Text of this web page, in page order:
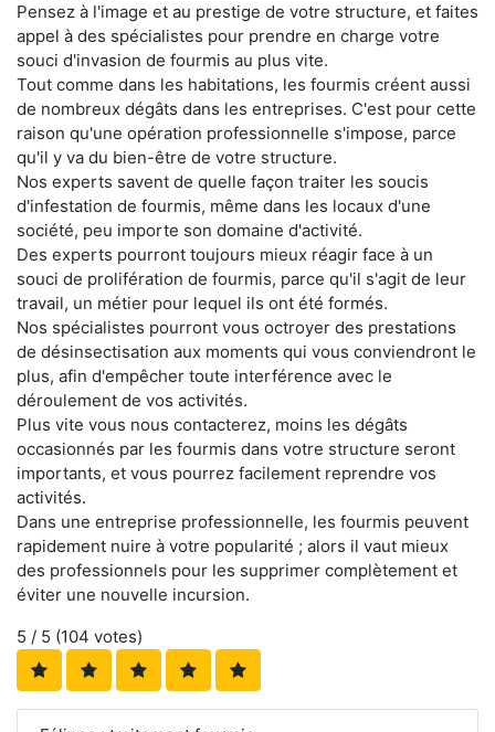
Pensez à l'image et au prestige de votre structure, et faites
appel à des spécialistes pour prendre en charge votre
souci d'invasion de fourmis au plus vite.
Tout comme dans les habitations, les fourmis créent aussi
de nombreux dégâts dans les entreprises. C'est pour cette
raison qu'une opération professionnelle s'impose, parce
qu'il y va du bien-être de votre structure.
Nos experts savent de quelle façon traiter les soucis
d'infestation de fourmis, même dans les locaux d'une
société, peu importe son domaine d'activité.
Des experts pourront toujours mieux réagir face à un
souci de prolifération de fourmis, parce qu'il s'agit de leur
travail, un métier pour lequel ils ont été formés.
Nos spécialistes pourront vous octroyer des prestations
de désinsectisation aux moments qui vous conviendront le
plus, afin d'empêcher toute interférence avec le
déroulement de vos activités.
Plus vite vous nous contacterez, moins les dégâts
occasionnés par les fourmis dans votre structure seront
importants, et vous pourrez facilement reprendre vos
activités.
Dans une entreprise professionnelle, les fourmis peuvent
rapidement nuire à votre popularité ; alors il vaut mieux
des professionnels pour les supprimer complètement et
éviter une nouvelle incursion.
5 / 5 (104 votes)